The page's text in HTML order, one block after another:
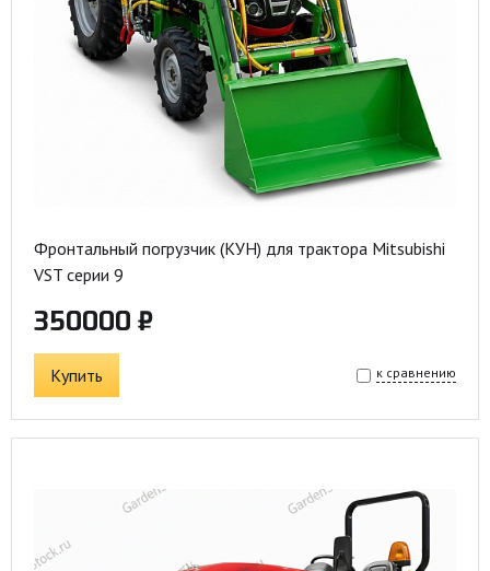
Фронтальный погрузчик (КУН) для трактора Mitsubishi
VST серии 9
350000 ₽
Купить к сравнению